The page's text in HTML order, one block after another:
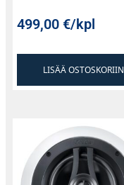
499,00€/kpl
LISÄÄ OSTOSKORIIN